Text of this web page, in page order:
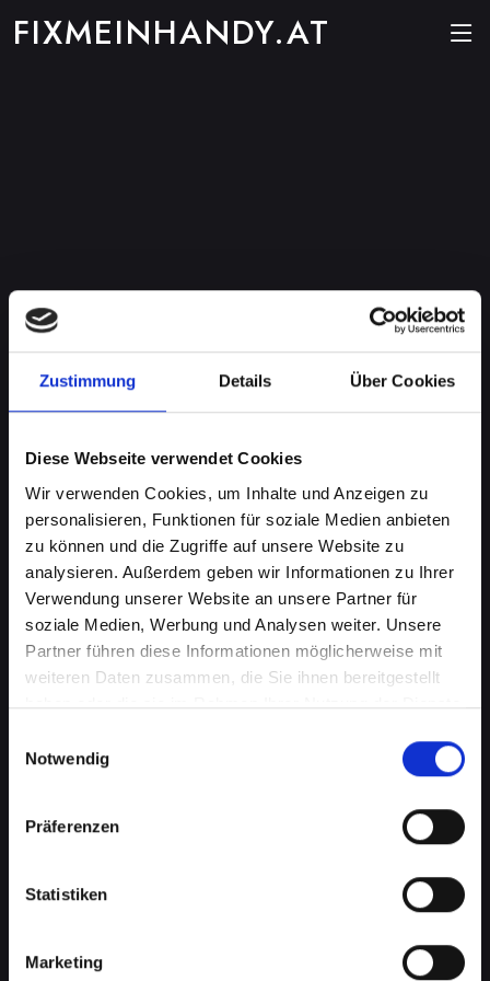
Zustimmung Details Über Cookies
Diese Webseite verwendet Cookies
Wir verwenden Cookies, um Inhalte und Anzeigen zu
personalisieren, Funktionen für soziale Medien anbieten
zu können und die Zugriffe auf unsere Website zu
analysieren. Außerdem geben wir Informationen zu Ihrer
Verwendung unserer Website an unsere Partner für
soziale Medien, Werbung und Analysen weiter. Unsere
Partner führen diese Informationen möglicherweise mit
weiteren Daten zusammen, die Sie ihnen bereitgestellt
haben oder die sie im Rahmen Ihrer Nutzung der Dienste
Notwendig
Präferenzen
Statistiken
Marketing
FIXMEINHANDY.AT
Akkuprobleme bei Ihrem
IPHONE-11-PRO in Achau?
Finden Sie jetzt eine Lösung
Ein schlecht funktionierender Akku in Ihrem
IPHONE-11-PRO beeinträchtigt Ihre Mobilität
einer Steckdose suchen müssen. Von